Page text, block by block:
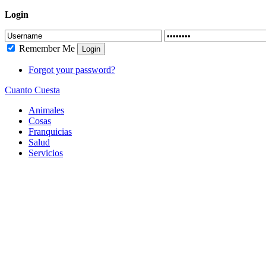
Login
Remember Me Login
Forgot your password?
Cuanto Cuesta
Animales
Cosas
Franquicias
Salud
Servicios